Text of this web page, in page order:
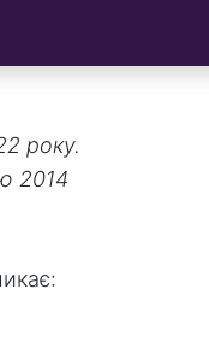
року.
2014